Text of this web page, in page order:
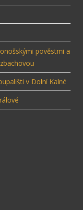
pověstmi a
v Dolní Kalné